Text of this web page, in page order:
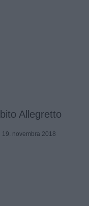
Allegretto
19. novembra 2018